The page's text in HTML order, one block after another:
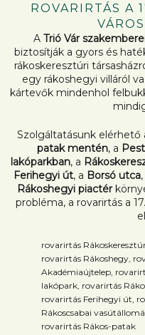
ROVARIRTÁS A
A Trió Vár
biztosítják a gyors és
rákoskeresztúri
egy rákoshegyi villáról
kártevők mindenhol
Szolgáltatásunk elérhető
patak mentén, a
lakóparkban, a
Ferihegyi út, a Borsó utca,
Rákoshegyi piactér
probléma, a rovarirtás a
rovarirtás
rovarirtás Rákoshegy,
Akadémiaújtelep,
lakópark, rovarirtás
rovarirtás Ferihegyi út,
Rákoscsabai
rovarirtás Rákos-patak